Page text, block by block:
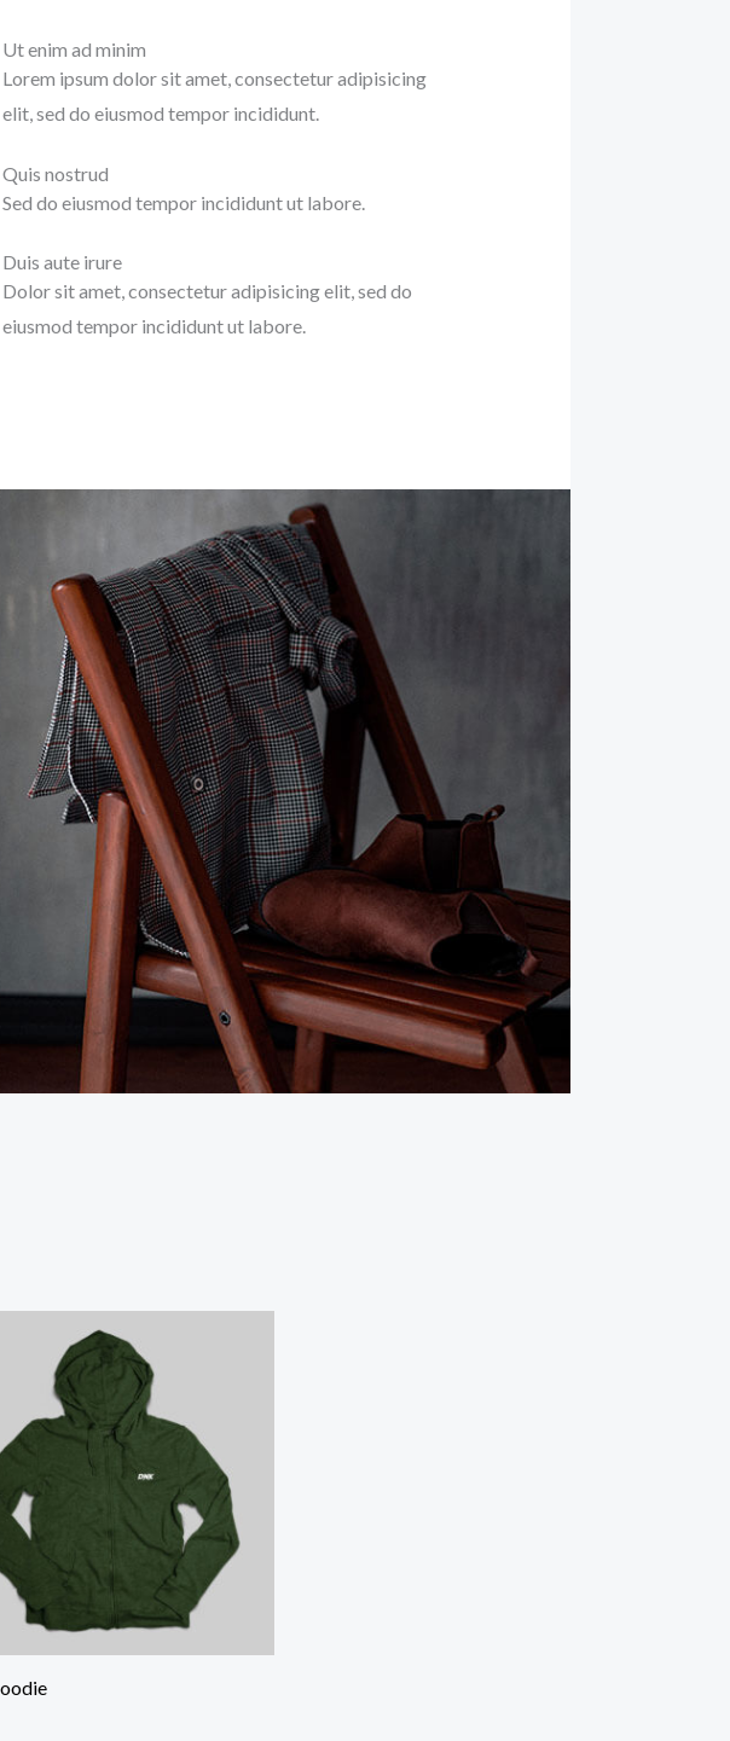
Ut enim ad minim
Lorem ipsum dolor sit amet, consectetur adipisicing
elit, sed do eiusmod tempor incididunt.
Quis nostrud
Sed do eiusmod tempor incididunt ut labore.
Duis aute irure
Dolor sit amet, consectetur adipisicing elit, sed do
eiusmod tempor incididunt ut labore.